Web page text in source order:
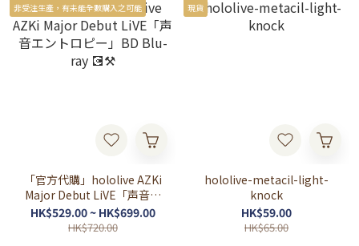
非受注生產，有未能全數購入之可能
「官方代購」hololive AZKi
Major Debut LiVE「声音エ
ントロピー」BD Blu-ray 💽
⚒
HK$529.00 ~ HK$699.00
HK$720.00
現貨
hololive-metacil-light-
knock
HK$59.00
HK$65.00